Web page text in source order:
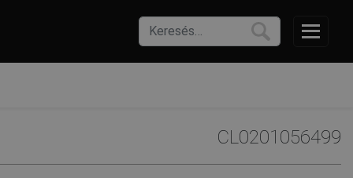
CL0201056499